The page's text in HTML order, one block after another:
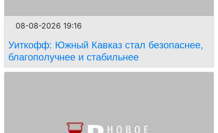
08-08-2026 19:16
Уиткофф: Южный Кавказ стал безопаснее,
благополучнее и стабильнее